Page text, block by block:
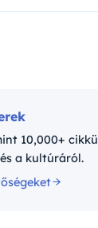
10,000+
a kultúráról.